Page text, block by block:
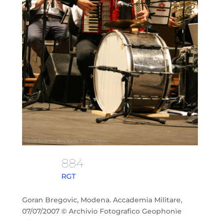
884
RGT
Goran Bregovic, Modena. Accademia Militare,
07/07/2007 © Archivio Fotografico Geophonìe